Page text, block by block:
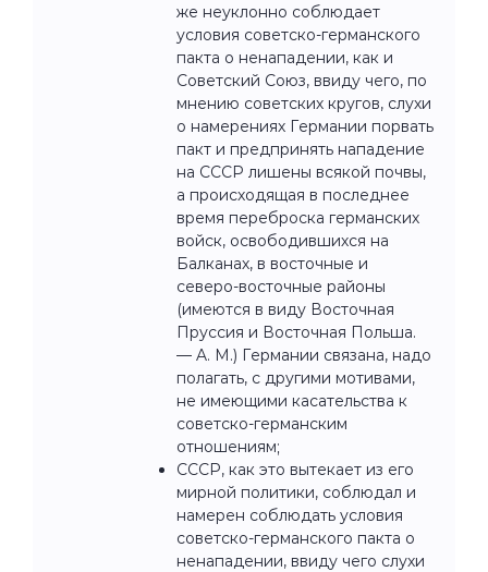
же неуклонно соблюдает
условия советско-германского
пакта о ненападении, как и
Советский Союз, ввиду чего, по
мнению советских кругов, слухи
о намерениях Германии порвать
пакт и предпринять нападение
на СССР лишены всякой почвы,
а происходящая в последнее
время переброска германских
войск, освободившихся на
Балканах, в восточные и
северо-восточные районы
(имеются в виду Восточная
Пруссия и Восточная Польша.
— A. M.) Германии связана, надо
полагать, с другими мотивами,
не имеющими касательства к
советско-германским
отношениям;
СССР, как это вытекает из его
мирной политики, соблюдал и
намерен соблюдать условия
советско-германского пакта о
ненападении, ввиду чего слухи